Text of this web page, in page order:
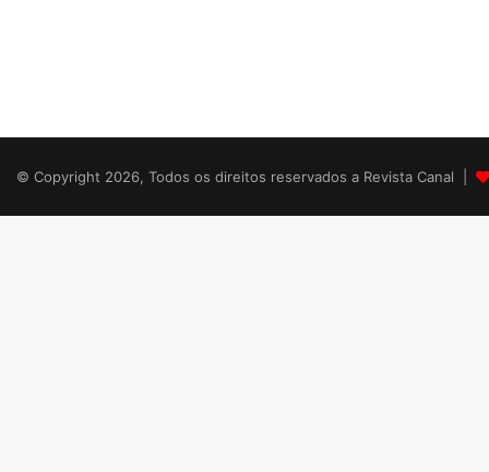
© Copyright 2026, Todos os direitos reservados a Revista Canal |